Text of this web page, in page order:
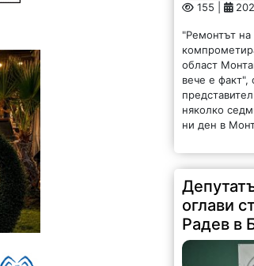
155 |
"Ремонтът
област
вече е
няколко
ни ден в
оглави
Радев в